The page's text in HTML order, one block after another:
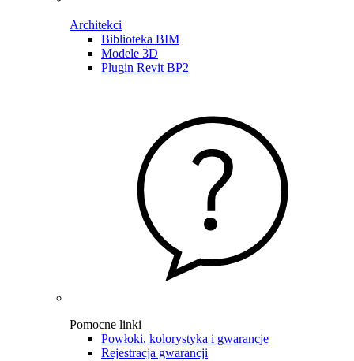
Architekci
Biblioteka BIM
Modele 3D
Plugin Revit BP2
Pomocne linki
Powłoki, kolorystyka i gwarancje
Rejestracja gwarancji